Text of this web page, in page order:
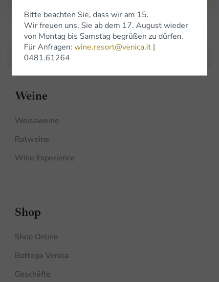
Iscriviti alla Newsletter
Weine
Weissweine
Rotweine
Wine Experience
Shop
Shop Online
Bottega Venica
Geschäfte
Bitte beachten Sie, dass wir am 15.
Wir freuen uns, Sie ab dem 17. August wieder
von Montag bis Samstag begrüßen zu dürfen.
Für Anfragen: wine.resort@venica.it |
0481.61264